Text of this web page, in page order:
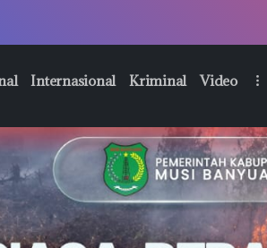
Internasional Kriminal Video